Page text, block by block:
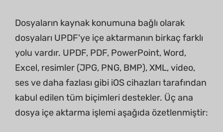
Dosyaların kaynak konumuna bağlı olarak
dosyaları UPDF'ye içe aktarmanın birkaç farklı
yolu vardır. UPDF, PDF, PowerPoint, Word,
Excel, resimler (JPG, PNG, BMP), XML, video,
ses ve daha fazlası gibi iOS cihazları tarafından
kabul edilen tüm biçimleri destekler. Üç ana
dosya içe aktarma işlemi aşağıda özetlenmiştir: